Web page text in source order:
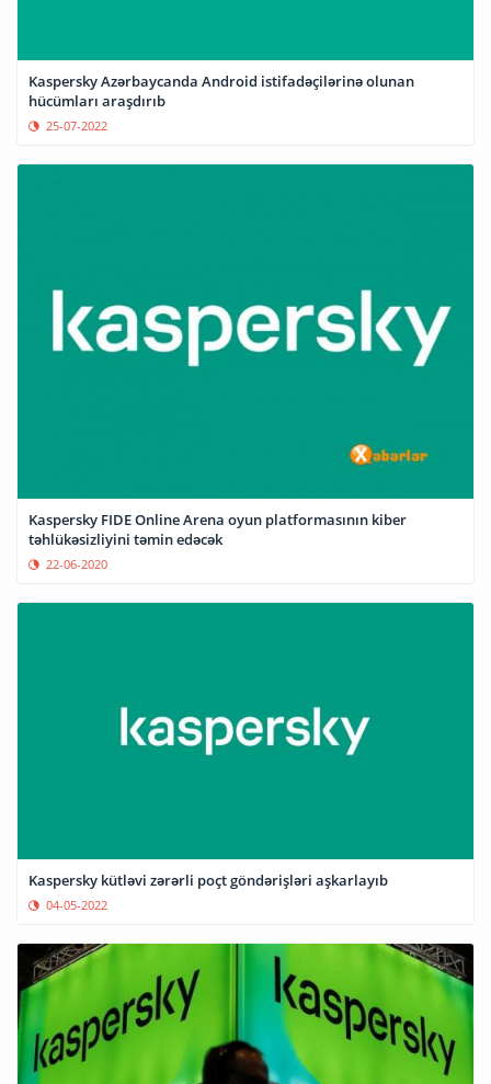
Kaspersky Azərbaycanda Android istifadəçilərinə olunan
hücümları araşdırıb
25-07-2022
Kaspersky FIDE Online Arena oyun platformasının kiber
təhlükəsizliyini təmin edəcək
22-06-2020
Kaspersky kütləvi zərərli poçt göndərişləri aşkarlayıb
04-05-2022